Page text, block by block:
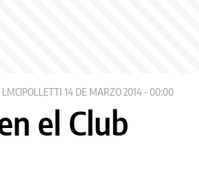
LMCIPOLLETTI 14 DE MARZO 2014 - 00:00
el Club